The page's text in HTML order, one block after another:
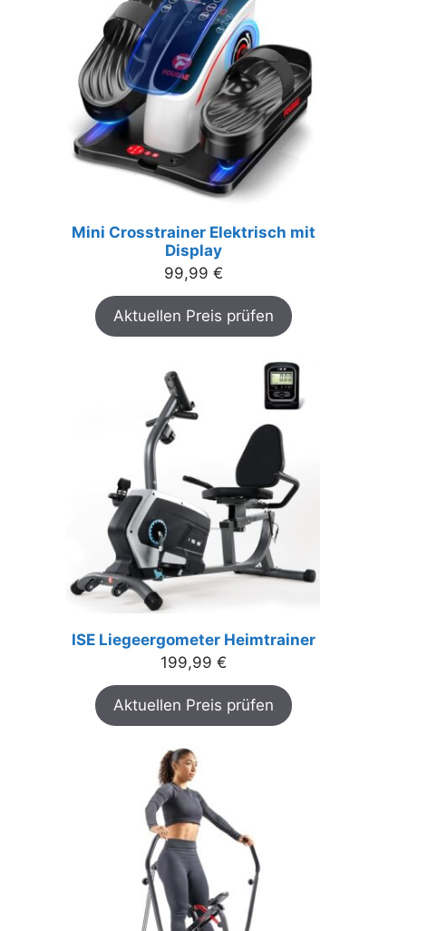
Mini Crosstrainer Elektrisch mit
Display
99,99 €
Aktuellen Preis prüfen
ISE Liegeergometer Heimtrainer
199,99 €
Aktuellen Preis prüfen